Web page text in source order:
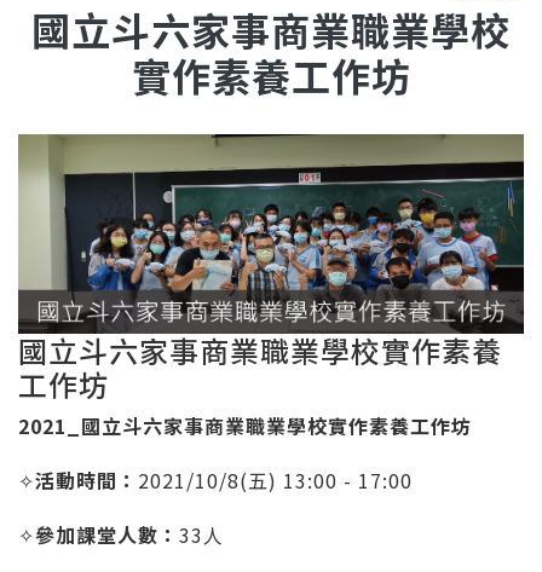
國立斗六家事商業職業學校
實作素養工作坊
國立斗六家事商業職業學校實作素養
工作坊
2021_國立斗六家事商業職業學校實作素養工作坊
✧活動時間： 2021/10/8(五) 13:00 - 17:00
✧參加課堂人數： 33人